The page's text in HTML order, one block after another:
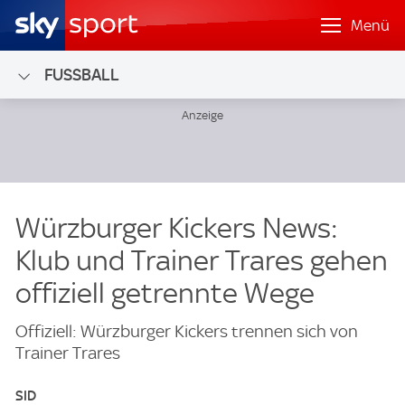
Menü
FUSSBALL
Würzburger Kickers News:
Klub und Trainer Trares gehen
offiziell getrennte Wege
Offiziell: Würzburger Kickers trennen sich von
Trainer Trares
SID